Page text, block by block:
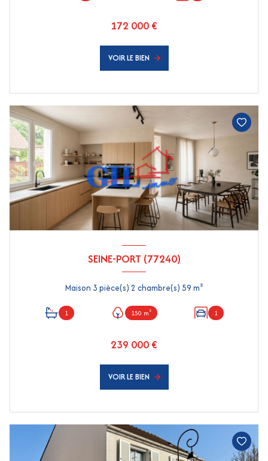
172 000 €
VOIR LE BIEN
SEINE-PORT (77240)
Maison 3 pièce(s) 2 chambre(s) 59 m²
1 150 m² 1
239 000 €
VOIR LE BIEN